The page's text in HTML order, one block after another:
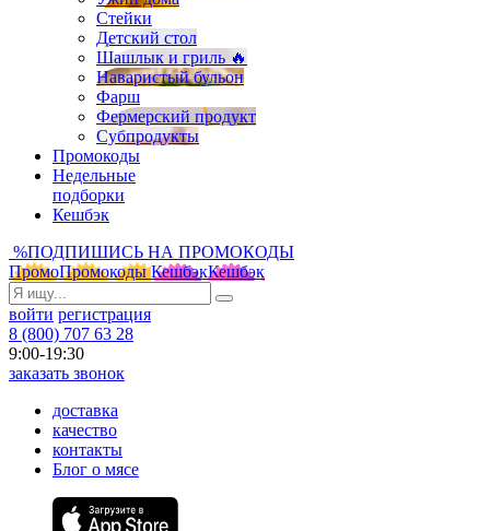
Стейки
Детский стол
Шашлык и гриль 🔥
Наваристый бульон
Фарш
Фермерский продукт
Субпродукты
Промокоды
Недельные
подборки
Кешбэк
%ПОДПИШИСЬ НА ПРОМОКОДЫ
ПромоПромокоды КешбэкКешбэк
войти регистрация
8 (800) 707 63 28
9:00-19:30
заказать звонок
доставка
качество
контакты
Блог о мясе